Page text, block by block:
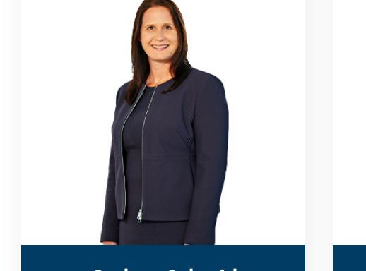
Gudrun Schmid ist seit 1999 bei SLG. Sie
studierte Wirtschaftspädagogik an der
Wirtschaftsuniversität Wien und hat
durch ihre langjährige Tätigkeit
umfassende Treasury-Erfahrungen und
Kenntnisse gesammelt.